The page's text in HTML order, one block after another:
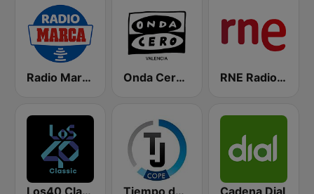
Radio Marca Nacional Onda Cero Valencia RNE Radio Nacional
Los40 Classic Tiempo de Juego Cope Directo 2 Cadena Dial